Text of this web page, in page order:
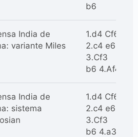
b6
India de
variante Miles
1.d4 Cf6
2.c4 e6
3.Cf3
b6 4.Af4
India de
sistema
1.d4 Cf6
2.c4 e6
3.Cf3
b6 4.a3